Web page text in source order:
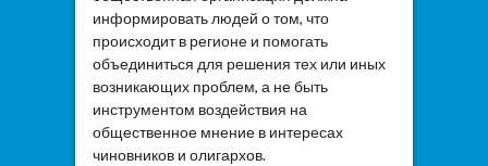
информировать людей о том, что
происходит в регионе и помогать
объединиться для решения тех или иных
возникающих проблем, а не быть
инструментом воздействия на
общественное мнение в интересах
чиновников и олигархов.